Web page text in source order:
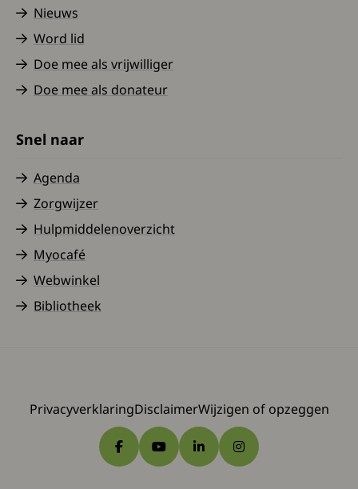
Nieuws
Word lid
Doe mee als vrijwilliger
Doe mee als donateur
Snel naar
Agenda
Zorgwijzer
Hulpmiddelenoverzicht
Myocafé
Webwinkel
Bibliotheek
PrivacyverklaringDisclaimerWijzigen of opzeggen
Ga naar Facebook
Ga naar YouTube
Ga naar LinkedIn
Ga naar Instagram